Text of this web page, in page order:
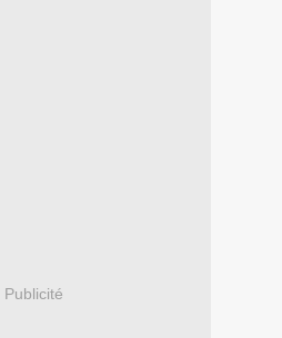
Publicité